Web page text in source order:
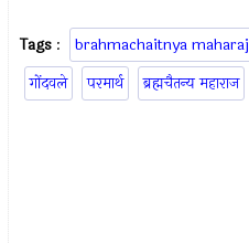
Tags : brahmachaitnya maharaj
गोंदवले
परमार्थ ब्रह्मचैतन्य महाराज